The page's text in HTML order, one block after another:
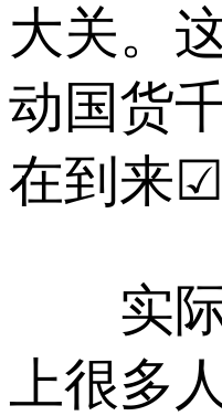
大关。
动国货
在到来☑
实际
上很多